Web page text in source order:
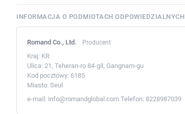
INFORMACJA O PODMIOTACH ODPOWIEDZIALNYCH
Romand Co., Ltd. Producent
Kraj: KR
Ulica: 21, Teheran-ro 84-gil, Gangnam-gu
Kod pocztowy: 6185
Miasto: Seul
e-mail: info@romandglobal.com Telefon: 8228987039